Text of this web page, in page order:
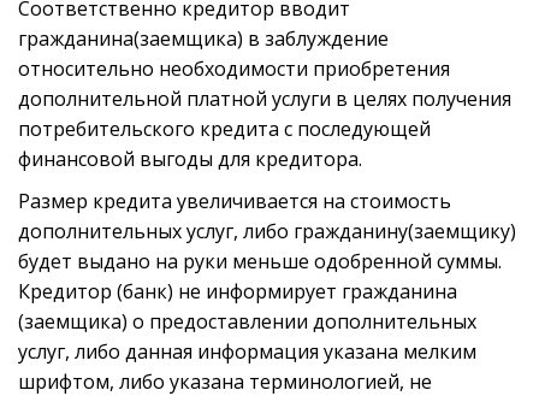
Соответственно кредитор вводит
гражданина(заемщика) в заблуждение
относительно необходимости приобретения
дополнительной платной услуги в целях получения
потребительского кредита с последующей
финансовой выгоды для кредитора.
Размер кредита увеличивается на стоимость
дополнительных услуг, либо гражданину(заемщику)
будет выдано на руки меньше одобренной суммы.
Кредитор (банк) не информирует гражданина
(заемщика) о предоставлении дополнительных
услуг, либо данная информация указана мелким
шрифтом, либо указана терминологией, не